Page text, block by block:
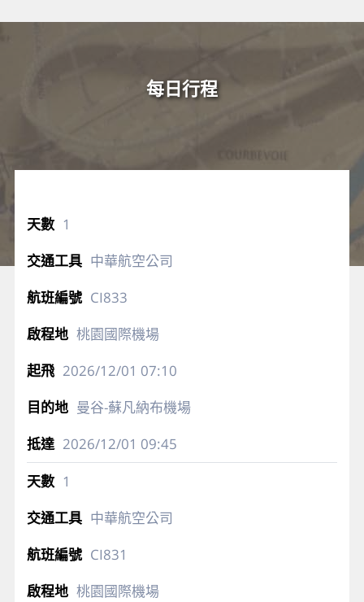
每日行程
1
中華航空公司
CI833
桃園國際機場
2026/12/01 07:10
曼谷-蘇凡納布機場
2026/12/01 09:45
1
中華航空公司
CI831
桃園國際機場